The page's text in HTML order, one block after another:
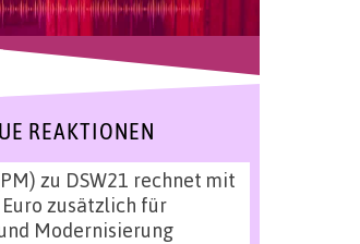
REAKTIONEN
zu DSW21 rechnet mit
zusätzlich für
Modernisierung